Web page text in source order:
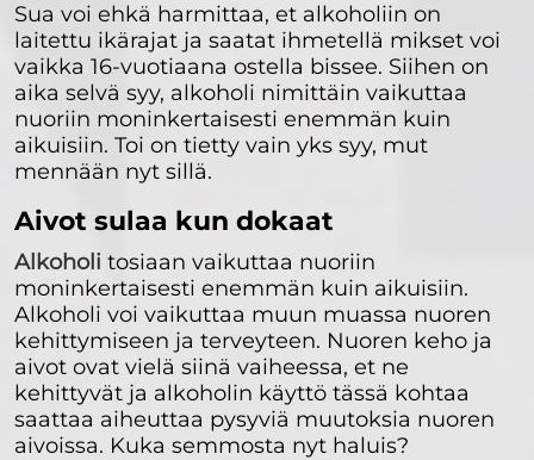
Sua voi ehkä harmittaa, et alkoholiin on
laitettu ikärajat ja saatat ihmetellä mikset voi
vaikka 16-vuotiaana ostella bissee. Siihen on
aika selvä syy, alkoholi nimittäin vaikuttaa
nuoriin moninkertaisesti enemmän kuin
aikuisiin. Toi on tietty vain yks syy, mut
mennään nyt sillä.
Aivot sulaa kun dokaat
Alkoholi tosiaan vaikuttaa nuoriin
moninkertaisesti enemmän kuin aikuisiin.
Alkoholi voi vaikuttaa muun muassa nuoren
kehittymiseen ja terveyteen. Nuoren keho ja
aivot ovat vielä siinä vaiheessa, et ne
kehittyvät ja alkoholin käyttö tässä kohtaa
saattaa aiheuttaa pysyviä muutoksia nuoren
aivoissa. Kuka semmosta nyt haluis?